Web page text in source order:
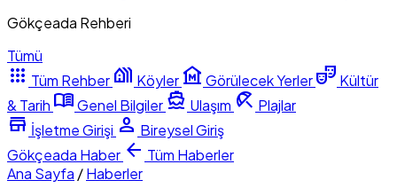
Gökçeada Rehberi
Tümü
apps Tüm Rehber holiday_village Köyler museum Görülecek Yerlertheater_comedy Kültür
& Tarih menu_bookGenel Bilgiler directions_boat Ulaşım beach_access Plajlar
store İşletme Girişi person Bireysel Giriş
Gökçeada Haber arrow_back Tüm Haberler
Ana Sayfa /Haberler